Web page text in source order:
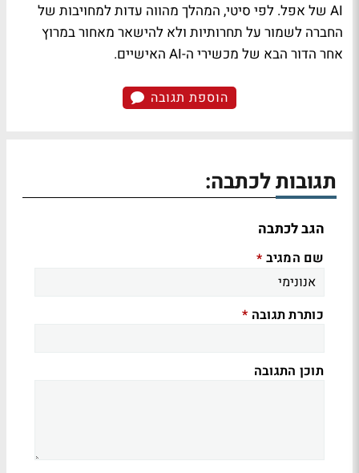
AI של אפל. לפי סיטי, המהלך מהווה עדות למחויבות של
החברה לשמור על תחרותיות ולא להישאר מאחור במרוץ
אחר הדור הבא של מכשירי ה-AI האישיים.
הוספת תגובה
תגובות לכתבה:
הגב לכתבה
שם המגיב *
כותרת תגובה *
תוכן התגובה